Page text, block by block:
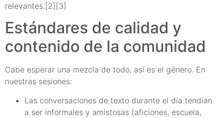
relevantes.[2][3]
Estándares de calidad y
contenido de la comunidad
Cabe esperar una mezcla de todo, así es el género. En
nuestras sesiones:
Las conversaciones de texto durante el día tendían
a ser informales y amistosas (aficiones, escuela,